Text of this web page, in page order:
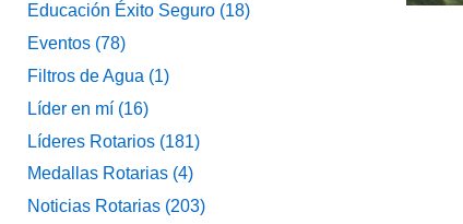
Educación Éxito Seguro(18)
Eventos(78)
Filtros de Agua (1)
Líder en mí(16)
Líderes Rotarios(181)
Medallas Rotarias(4)
Noticias Rotarias(203)